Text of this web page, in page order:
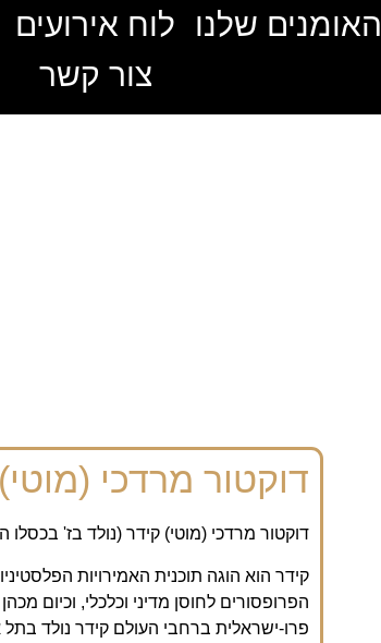
האומנים שלנו לוח אירועים
צור קשר
דוקטור מרדכי
דוקטור מרדכי (מוטי) קידר (נולד בז' בכסלו ה'תשי"ג, 25 בנובמבר 1952) הוא מזרחן,
קידר הוא הוגה תוכנית האמירויות
פרו-ישראלית ברחבי העולם קידר נולד